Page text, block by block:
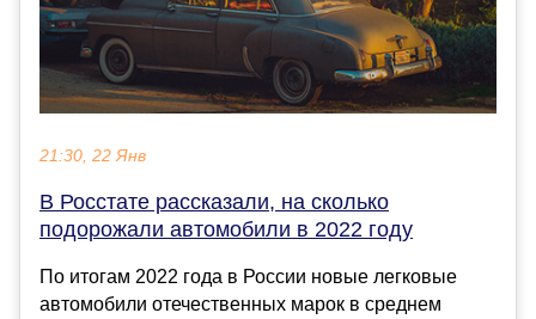
21:30, 22 Янв
В Росстате рассказали, на сколько
подорожали автомобили в 2022 году
По итогам 2022 года в России новые легковые
автомобили отечественных марок в среднем